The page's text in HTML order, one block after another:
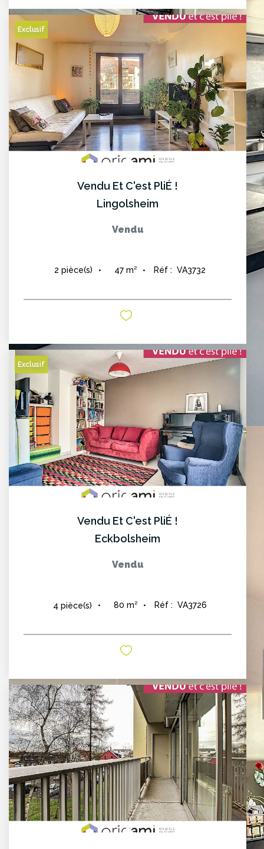
Exclusif
Vendu Et C'est PliÉ !
Lingolsheim
Vendu
2 pièce(s) 47 m² Réf : VA3732
Exclusif
Vendu Et C'est PliÉ !
Eckbolsheim
Vendu
4 pièce(s) 80 m² Réf : VA3726